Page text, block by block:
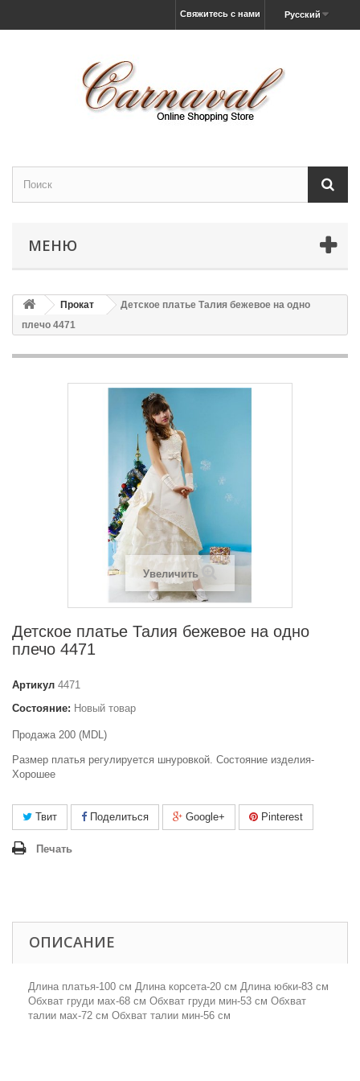
Русский
Свяжитесь с нами
МЕНЮ
Прокат
Детское платье Талия бежевое на одно
плечо 4471
Увеличить
Детское платье Талия бежевое на одно
плечо 4471
Артикул 4471
Состояние: Новый товар
Продажа 200 (MDL)
Размер платья регулируется шнуровкой. Состояние изделия-
Хорошее
Твит Поделиться Google+ Pinterest
Печать
ОПИСАНИЕ
Длина платья-100 см Длина корсета-20 см Длина юбки-83 см
Обхват груди мах-68 см Обхват груди мин-53 см Обхват
талии мах-72 см Обхват талии мин-56 см